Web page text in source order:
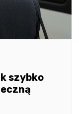
szybko